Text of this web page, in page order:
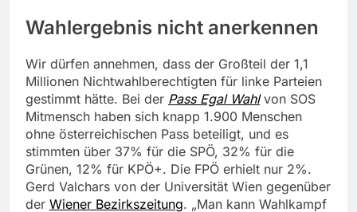
Wahlergebnis nicht anerkennen
Wir dürfen annehmen, dass der Großteil der 1,1
Millionen Nichtwahlberechtigten für linke Parteien
gestimmt hätte. Bei der Pass Egal Wahlvon SOS
Mitmensch haben sich knapp 1.900 Menschen
ohne österreichischen Pass beteiligt, und es
stimmten über 37% für die SPÖ, 32% für die
Grünen, 12% für KPÖ+. Die FPÖ erhielt nur 2%.
Gerd Valchars von der Universität Wien gegenüber
der Wiener Bezirkszeitung. „Man kann Wahlkampf